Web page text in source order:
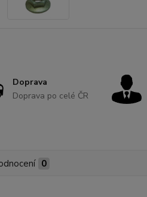
Doprava
Doprava po celé ČR
0